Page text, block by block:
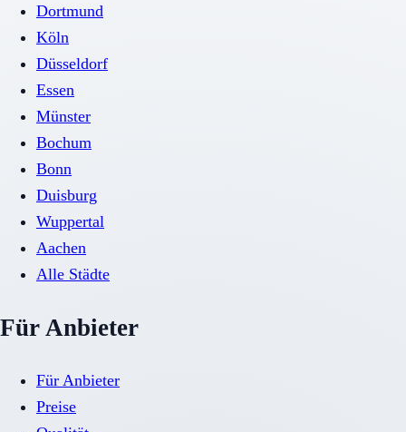
Dortmund
Köln
Düsseldorf
Essen
Münster
Bochum
Bonn
Duisburg
Wuppertal
Aachen
Alle Städte
Für Anbieter
Für Anbieter
Preise